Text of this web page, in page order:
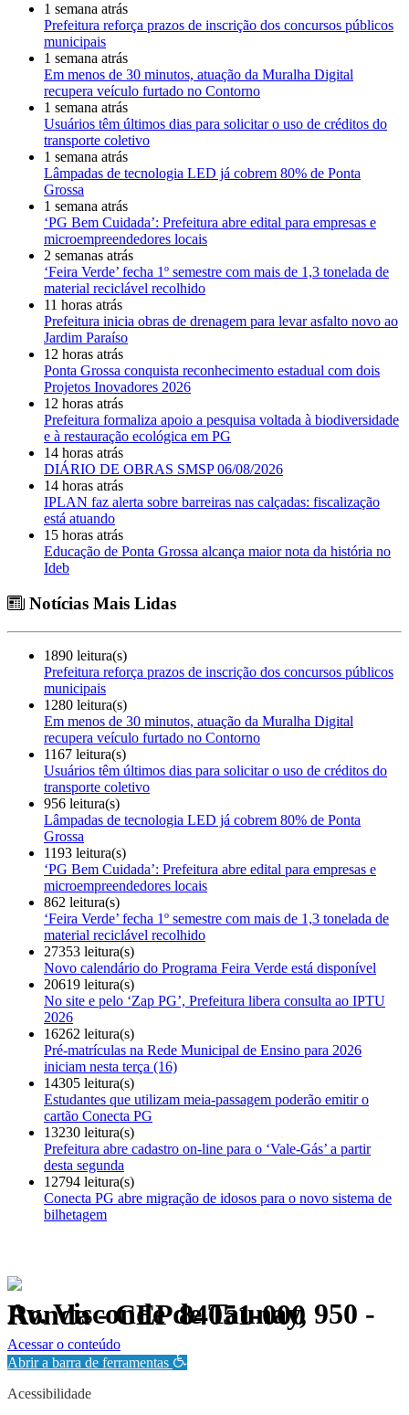
1 semana atrás
Prefeitura reforça prazos de inscrição dos concursos públicos
municipais
1 semana atrás
Em menos de 30 minutos, atuação da Muralha Digital
recupera veículo furtado no Contorno
1 semana atrás
Usuários têm últimos dias para solicitar o uso de créditos do
transporte coletivo
1 semana atrás
Lâmpadas de tecnologia LED já cobrem 80% de Ponta
Grossa
1 semana atrás
‘PG Bem Cuidada’: Prefeitura abre edital para empresas e
microempreendedores locais
2 semanas atrás
‘Feira Verde’ fecha 1º semestre com mais de 1,3 tonelada de
material reciclável recolhido
11 horas atrás
Prefeitura inicia obras de drenagem para levar asfalto novo ao
Jardim Paraíso
12 horas atrás
Ponta Grossa conquista reconhecimento estadual com dois
Projetos Inovadores 2026
12 horas atrás
Prefeitura formaliza apoio a pesquisa voltada à biodiversidade
e à restauração ecológica em PG
14 horas atrás
DIÁRIO DE OBRAS SMSP 06/08/2026
14 horas atrás
IPLAN faz alerta sobre barreiras nas calçadas: fiscalização
está atuando
15 horas atrás
Educação de Ponta Grossa alcança maior nota da história no
Ideb
Notícias Mais Lidas
1890 leitura(s)
Prefeitura reforça prazos de inscrição dos concursos públicos
municipais
1280 leitura(s)
Em menos de 30 minutos, atuação da Muralha Digital
recupera veículo furtado no Contorno
1167 leitura(s)
Usuários têm últimos dias para solicitar o uso de créditos do
transporte coletivo
956 leitura(s)
Lâmpadas de tecnologia LED já cobrem 80% de Ponta
Grossa
1193 leitura(s)
‘PG Bem Cuidada’: Prefeitura abre edital para empresas e
microempreendedores locais
862 leitura(s)
‘Feira Verde’ fecha 1º semestre com mais de 1,3 tonelada de
material reciclável recolhido
27353 leitura(s)
Novo calendário do Programa Feira Verde está disponível
20619 leitura(s)
No site e pelo ‘Zap PG’, Prefeitura libera consulta ao IPTU
2026
16262 leitura(s)
Pré-matrículas na Rede Municipal de Ensino para 2026
iniciam nesta terça (16)
14305 leitura(s)
Estudantes que utilizam meia-passagem poderão emitir o
cartão Conecta PG
13230 leitura(s)
Prefeitura abre cadastro on-line para o ‘Vale-Gás’ a partir
desta segunda
12794 leitura(s)
Conecta PG abre migração de idosos para o novo sistema de
bilhetagem
Av. Visconde de Taunay, 950 - Ronda - CEP 84051-000
Política de Privacidade.
Acessar o conteúdo
Abrir a barra de ferramentas
Acessibilidade